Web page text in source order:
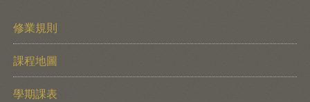
修業規則
課程地圖
學期課表